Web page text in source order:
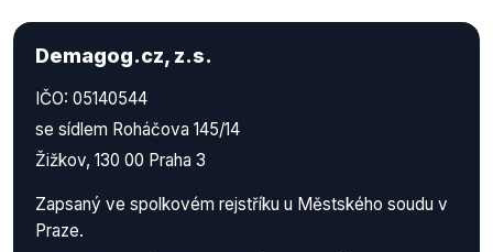
Demagog.cz, z.s.
IČO: 05140544
se sídlem Roháčova 145/14
Žižkov, 130 00 Praha 3
Zapsaný ve spolkovém rejstříku u Městského soudu v
Praze.